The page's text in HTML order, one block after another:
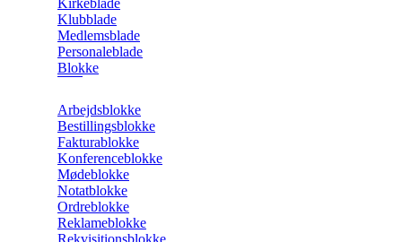
Kirkeblade
Klubblade
Medlemsblade
Personaleblade
Blokke
Arbejdsblokke
Bestillingsblokke
Fakturablokke
Konferenceblokke
Mødeblokke
Notatblokke
Ordreblokke
Reklameblokke
Rekvisitionsblokke